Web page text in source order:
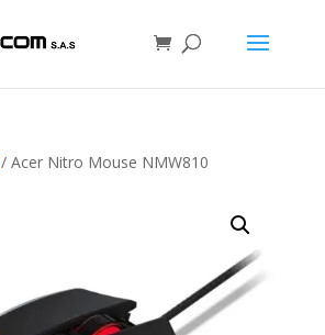
/ Acer Nitro Mouse NMW810